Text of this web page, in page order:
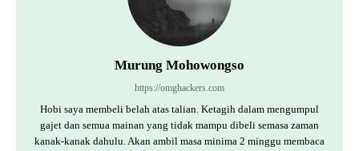
Murung Mohowongso
https://omghackers.com
Hobi saya membeli belah atas talian. Ketagih dalam mengumpul
gajet dan semua mainan yang tidak mampu dibeli semasa zaman
kanak-kanak dahulu. Akan ambil masa minima 2 minggu membaca